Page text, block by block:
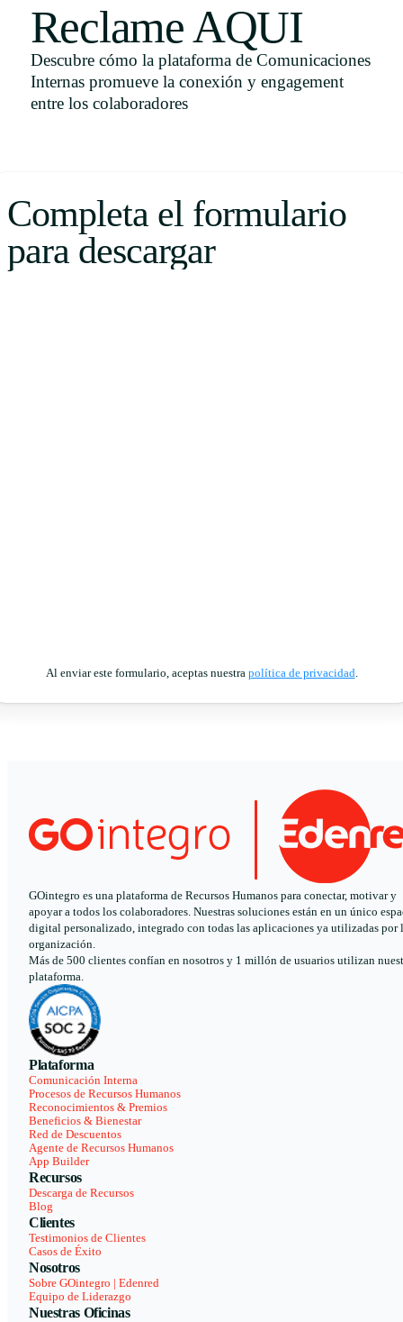
Uruguay
Português
Reclame AQUI
Descubre cómo la plataforma de Comunicaciones
Internas promueve la conexión y engagement
entre los colaboradores
Completa el formulario
para descargar
Al enviar este formulario, aceptas nuestra política de privacidad
GOintegro es una plataforma de Recursos Humanos para conectar, motivar y
apoyar a todos los colaboradores. Nuestras soluciones están en un único
digital personalizado, integrado con todas las aplicaciones ya utilizadas por
organización.
Más de 500 clientes confían en nosotros y 1 millón de usuarios utilizan
plataforma.
Plataforma
Comunicación Interna
Procesos de Recursos Humanos
Reconocimientos & Premios
Beneficios & Bienestar
Red de Descuentos
Agente de Recursos Humanos
App Builder
Recursos
Descarga de Recursos
Blog
Clientes
Testimonios de Clientes
Casos de Éxito
Nosotros
Sobre GOintegro | Edenred
Equipo de Liderazgo
Nuestras Oficinas